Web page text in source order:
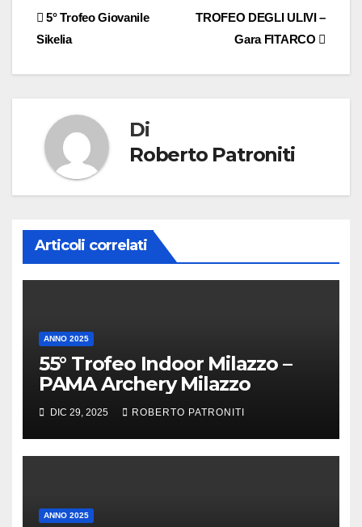
TROFEO DEGLI ULIVI –
Gara FITARCO
5° Trofeo Giovanile
Sikelia
Di
Roberto Patroniti
Articoli correlati
ANNO 2025
55° Trofeo Indoor Milazzo –
PAMA Archery Milazzo
DIC 29, 2025 ROBERTO PATRONITI
ANNO 2025